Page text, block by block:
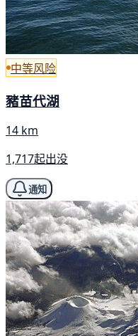
中等风险
豬苗代湖
14 km
1,717起出没
通知